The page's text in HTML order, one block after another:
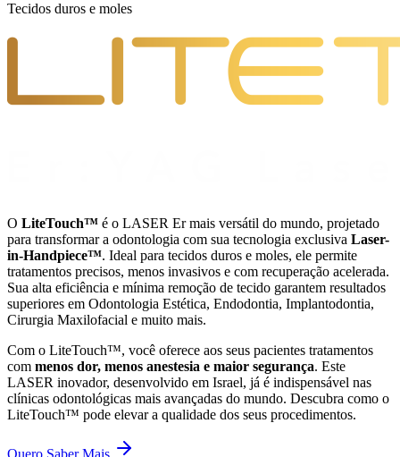
Tecidos duros e moles
O LiteTouch™ é o LASER Er mais versátil do mundo, projetado
para transformar a odontologia com sua tecnologia exclusiva Laser-
in-Handpiece™. Ideal para tecidos duros e moles, ele permite
tratamentos precisos, menos invasivos e com recuperação acelerada.
Sua alta eficiência e mínima remoção de tecido garantem resultados
superiores em Odontologia Estética, Endodontia, Implantodontia,
Cirurgia Maxilofacial e muito mais.
Com o LiteTouch™, você oferece aos seus pacientes tratamentos
com menos dor, menos anestesia e maior segurança. Este
LASER inovador, desenvolvido em Israel, já é indispensável nas
clínicas odontológicas mais avançadas do mundo. Descubra como o
LiteTouch™ pode elevar a qualidade dos seus procedimentos.
Quero Saber Mais